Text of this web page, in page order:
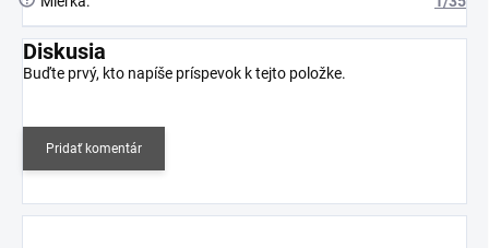
Diskusia
Buďte prvý, kto napíše príspevok k tejto položke.
Pridať komentár